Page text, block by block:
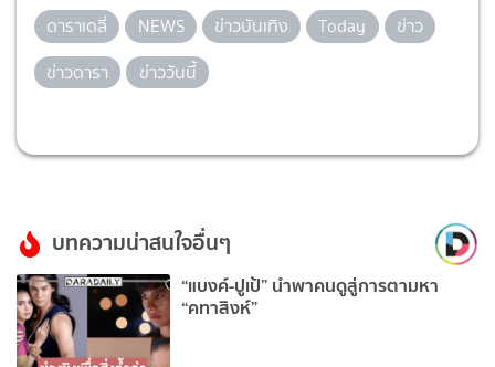
ดาราเดลี่ NEWS ข่าวบันเทิง Today
ข่าว
ข่าวดารา
ข่าววันนี้
บทความน่าสนใจอื่นๆ
“แบงค์-ปูเป้” นำพาคนดูสู่การตามหา
“คทาสิงห์”